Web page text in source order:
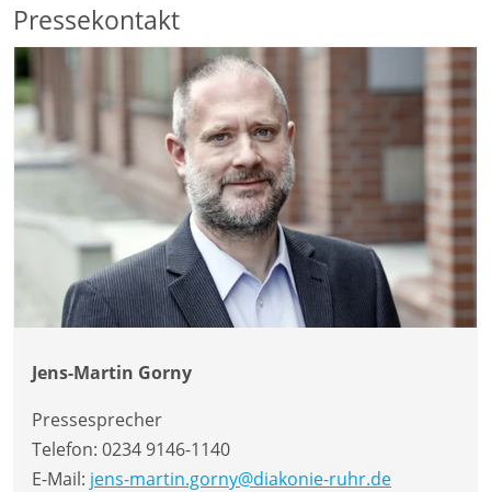
Pressekontakt
Jens-Martin Gorny
Pressesprecher
Telefon: 0234 9146-1140
E-Mail: jens-martin.gorny@diakonie-ruhr.de